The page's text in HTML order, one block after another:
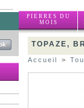
PIERRES DU
MOIS
TOPAZE,
Accueil >